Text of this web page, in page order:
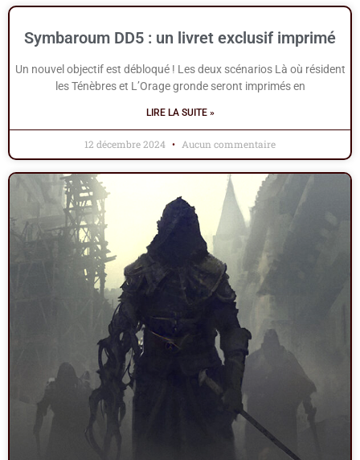
Symbaroum DD5 : un livret exclusif imprimé
Un nouvel objectif est débloqué ! Les deux scénarios Là où résident
les Ténèbres et L’Orage gronde seront imprimés en
LIRE LA SUITE »
12 décembre 2024 Aucun commentaire